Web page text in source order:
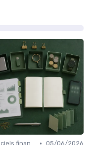
Logiciels financiers
05/06/2026